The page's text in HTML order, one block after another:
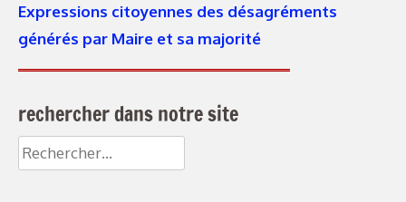
Expressions citoyennes des désagréments
générés par Maire et sa majorité
rechercher dans notre site